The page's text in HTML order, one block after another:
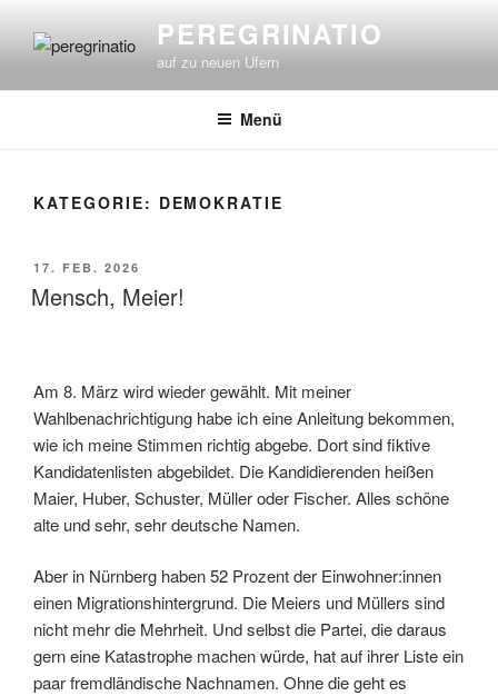
Inhalt
PEREGRINATIO
auf zu neuen Ufern
Menü
KATEGORIE: DEMOKRATIE
VERÖFFENTLICHT
AM
17. FEB. 2026
Mensch, Meier!
Am 8. März wird wieder gewählt. Mit meiner
Wahlbenachrichtigung habe ich eine Anleitung bekommen,
wie ich meine Stimmen richtig abgebe. Dort sind fiktive
Kandidatenlisten abgebildet. Die Kandidierenden heißen
Maier, Huber, Schuster, Müller oder Fischer. Alles schöne
alte und sehr, sehr deutsche Namen.
Aber in Nürnberg haben 52 Prozent der Einwohner:innen
einen Migrationshintergrund. Die Meiers und Müllers sind
nicht mehr die Mehrheit. Und selbst die Partei, die daraus
gern eine Katastrophe machen würde, hat auf ihrer Liste ein
paar fremdländische Nachnamen. Ohne die geht es